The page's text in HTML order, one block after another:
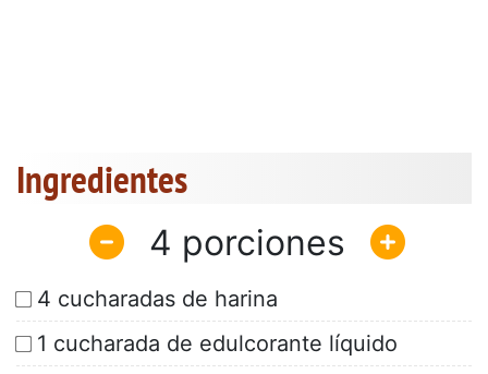
Ingredientes
4
4 cucharadas de harina
1 cucharada de edulcorante líquido